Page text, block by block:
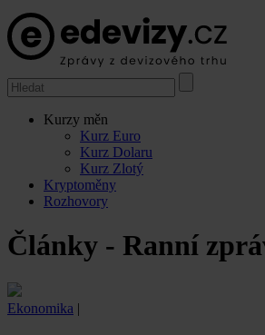
Kurzy měn
Kurz Euro
Kurz Dolaru
Kurz Zlotý
Kryptoměny
Rozhovory
Články - Ranní
Ekonomika |